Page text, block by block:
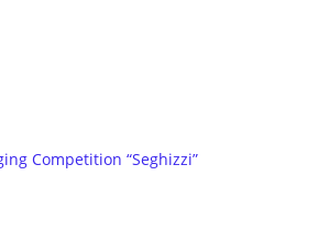
Competition “Seghizzi”